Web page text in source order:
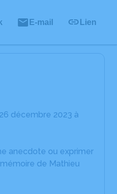
E-mail Lien
décembre 2023 à
anecdote ou exprimer
de Mathieu